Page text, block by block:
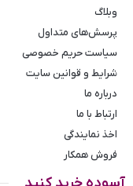
همچنین باعث تعرق و
پروانه‌ای دکمه‌دار
مدل قفل، مثل قفل
و از محبوبترین قفل‌ها
وبلاگ
پرسش‌های متداول
سیاست حریم خصوصی
شرایط و قوانین سایت
درباره ما
ارتباط با ما
اخذ نمایندگی
فروش همکار